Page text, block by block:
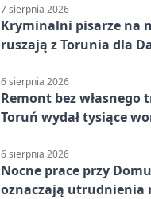
7 sierpnia 2026
Kryminalni pisarze na
ruszają z Torunia dla
6 sierpnia 2026
Remont bez własnego
Toruń wydał tysiące
6 sierpnia 2026
Nocne prace przy
oznaczają utrudnienia